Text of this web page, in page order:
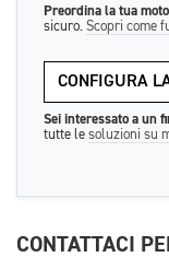
Preordina la tua moto
sicuro. Scopri come
CONFIGURA
Sei interessato a un
tutte le soluzioni su
CONTATTACI